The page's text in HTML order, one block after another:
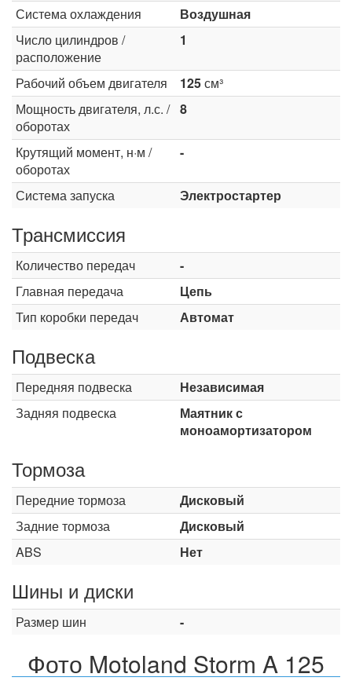
Система охлаждения
Воздушная
Число цилиндров /
расположение
1
Рабочий объем двигателя 125см³
Мощность двигателя, л.с. /
оборотах
8
Крутящий момент, н·м /
оборотах
-
Система запуска Электростартер
Трансмиссия
Количество передач
-
Главная передача
Цепь
Тип коробки передач
Автомат
Подвеска
Передняя подвеска
Независимая
Задняя подвеска
Маятник с
моноамортизатором
Тормоза
Передние тормоза
Дисковый
Задние тормоза
Дисковый
ABS
Нет
Шины и диски
Размер шин -
Фото Motoland Storm A 125